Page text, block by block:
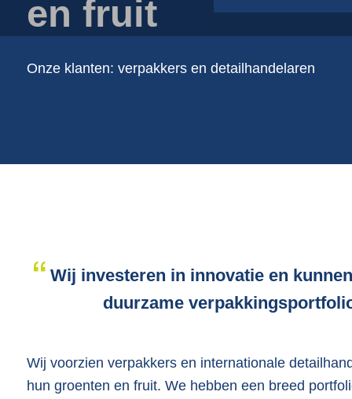
Plastic folie op rol
Plastic schalen
en fruit
Onze klanten: verpakkers en detailhandelaren
Wij investeren in innovatie en
duurzame
Wij voorzien verpakkers en internationale
hun groenten en fruit. We hebben een breed